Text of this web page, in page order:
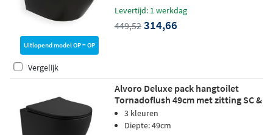
Uitlopend model OP = OP
Levertijd: 1 werkdag
449,52 314,66
Vergelijk
Alvoro Deluxe pack hangtoilet
Tornadoflush 49cm met zitting SC &
QR - mat zwart
3 kleuren
Diepte: 49cm